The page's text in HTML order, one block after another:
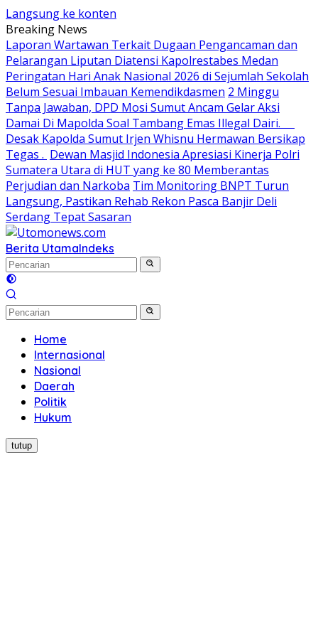
Langsung ke konten
Breaking News
Laporan Wartawan Terkait Dugaan Pengancaman dan
Pelarangan Liputan Diatensi Kapolrestabes Medan
Peringatan Hari Anak Nasional 2026 di Sejumlah Sekolah
Belum Sesuai Imbauan Kemendikdasmen 2 Minggu
Tanpa Jawaban, DPD Mosi Sumut Ancam Gelar Aksi
Damai Di Mapolda Soal Tambang Emas Illegal Dairi.
Desak Kapolda Sumut Irjen Whisnu Hermawan Bersikap
Tegas . Dewan Masjid Indonesia Apresiasi Kinerja Polri
Sumatera Utara di HUT yang ke 80 Memberantas
Perjudian dan Narkoba Tim Monitoring BNPT Turun
Langsung, Pastikan Rehab Rekon Pasca Banjir Deli
Serdang Tepat Sasaran
Berita UtamaIndeks
Home
Internasional
Nasional
Daerah
Politik
Hukum
tutup